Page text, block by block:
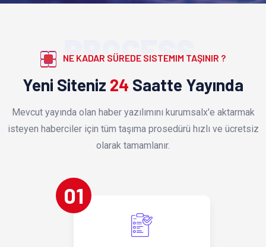
PROCESS
NE KADAR SÜREDE SISTEMIM TAŞINIR ?
Yeni Siteniz 24 Saatte Yayında
Mevcut yayında olan haber yazılımını kurumsalx'e aktarmak
isteyen haberciler için tüm taşıma prosedürü hızlı ve ücretsiz
olarak tamamlanır.
01